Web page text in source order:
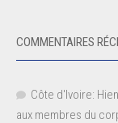
COMMENTAIRES
Côte d'Ivoire:
aux membres du